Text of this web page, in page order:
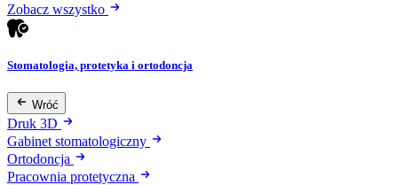
Zobacz wszystko
Stomatologia, protetyka i ortodoncja
Wróć
Druk 3D
Gabinet stomatologiczny
Ortodoncja
Pracownia protetyczna